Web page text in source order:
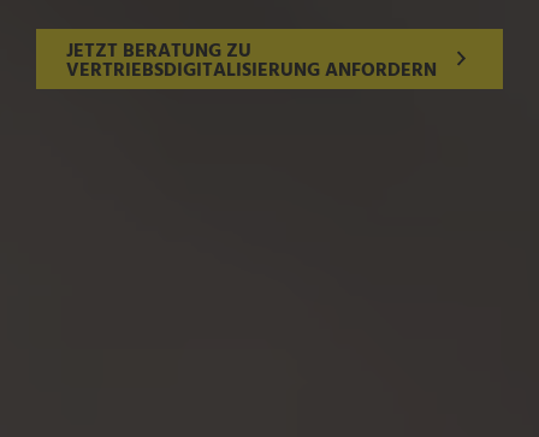
JETZT BERATUNG ZU
VERTRIEBSDIGITALISIERUNG ANFORDERN